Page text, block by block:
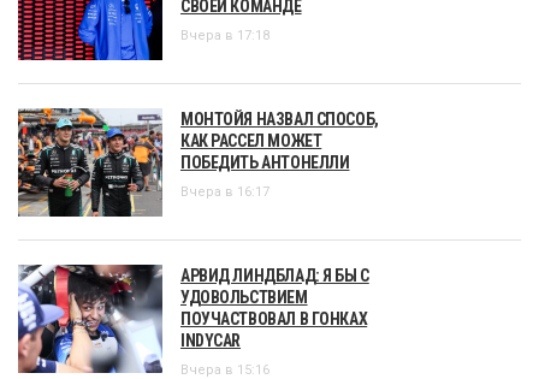
СВОЕЙ КОМАНДЕ
Вчера в 17:18
МОНТОЙЯ НАЗВАЛ СПОСОБ,
КАК РАССЕЛ МОЖЕТ
ПОБЕДИТЬ АНТОНЕЛЛИ
Вчера в 16:17
АРВИД ЛИНДБЛАД: Я БЫ С
УДОВОЛЬСТВИЕМ
ПОУЧАСТВОВАЛ В ГОНКАХ
INDYCAR
Вчера в 15:16